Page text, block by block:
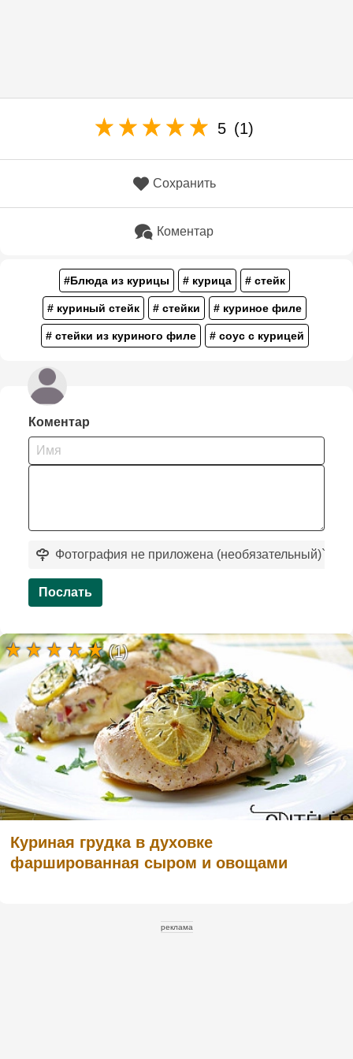
5 (1)
Сохранить
Коментар
#Блюда из курицы # курица # стейк
# куриный стейк # стейки # куриное филе
# стейки из куриного филе # соус с курицей
Коментар
Фотография не приложена (необязательный)`
Послать
Куриная грудка в духовке
фаршированная сыром и овощами
(1)
реклама